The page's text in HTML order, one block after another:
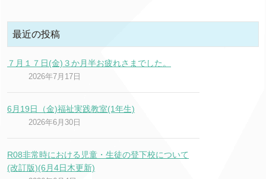
最近の投稿
７月１７日(金)３か月半お疲れさまでした。
2026年7月17日
6月19日（金)福祉実践教室(1年生)
2026年6月30日
R08非常時における児童・生徒の登下校について
(改訂版)(6月4日木更新)